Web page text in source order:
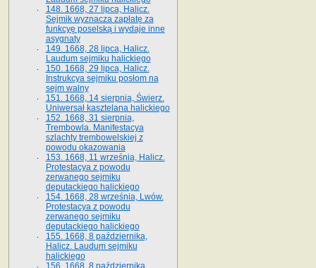
148. 1668, 27 lipca, Halicz.
Sejmik wyznacza zapłatę za
funkcyę poselską i wydaje inne
asygnaty
149. 1668, 28 lipca, Halicz.
Laudum sejmiku halickiego
150. 1668, 29 lipca, Halicz.
Instrukcya sejmiku posłom na
sejm walny
151. 1668, 14 sierpnia, Świerz.
Uniwersał kasztelana halickiego
152. 1668, 31 sierpnia,
Trembowla. Manifestacya
szlachty trembowelskiej z
powodu okazowania
153. 1668, 11 września, Halicz.
Protestacya z powodu
zerwanego sejmiku
deputackiego halickiego
154. 1668, 28 września, Lwów.
Protestacya z powodu
zerwanego sejmiku
deputackiego halickiego
155. 1668, 8 października,
Halicz. Laudum sejmiku
halickiego
156. 1668, 8 października,